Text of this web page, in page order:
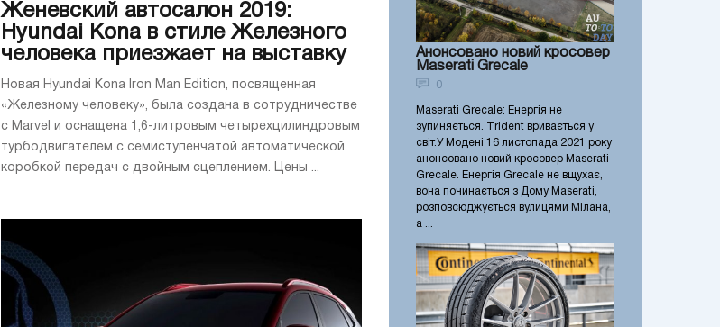
Женевский автосалон 2019:
Hyundai Kona в стиле Железного
человека приезжает на выставку
Новая Hyundai Kona Iron Man Edition, посвященная
«Железному человеку», была создана в сотрудничестве
с Marvel и оснащена 1,6-литровым четырехцилиндровым
турбодвигателем с семиступенчатой автоматической
коробкой передач с двойным сцеплением. Цены ...
Анонсовано новий кросовер
Maserati Grecale
0
Maserati Grecale: Енергія не
зупиняється. Тrident вривається у
світ.​ У Модені 16 листопада 2021 року
анонсовано новий кросовер Maserati
Grecale. Енергія Grecale не вщухає,
вона починається з Дому Maserati,
розповсюджується вулицями Мілана,
а ...